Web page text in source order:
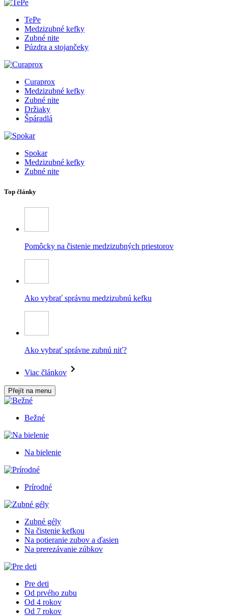
TePe
Medzizubné kefky
Zubné nite
Púzdra a stojančeky
Curaprox
Medzizubné kefky
Zubné nite
Držiaky
Špáradlá
Spokar
Medzizubné kefky
Zubné nite
Top články
Pomôcky na čistenie medzizubných priestorov
Ako vybrať správnu medzizubnú kefku
Ako vybrať správne zubnú niť?
Viac článkov
Přejít na menu
Bežné
Na bielenie
Prírodné
Zubné gély
Na čistenie kefkou
Na potieranie zubov a ďasien
Na prerezávanie zúbkov
Pre deti
Od prvého zubu
Od 4 rokov
Od 7 rokov